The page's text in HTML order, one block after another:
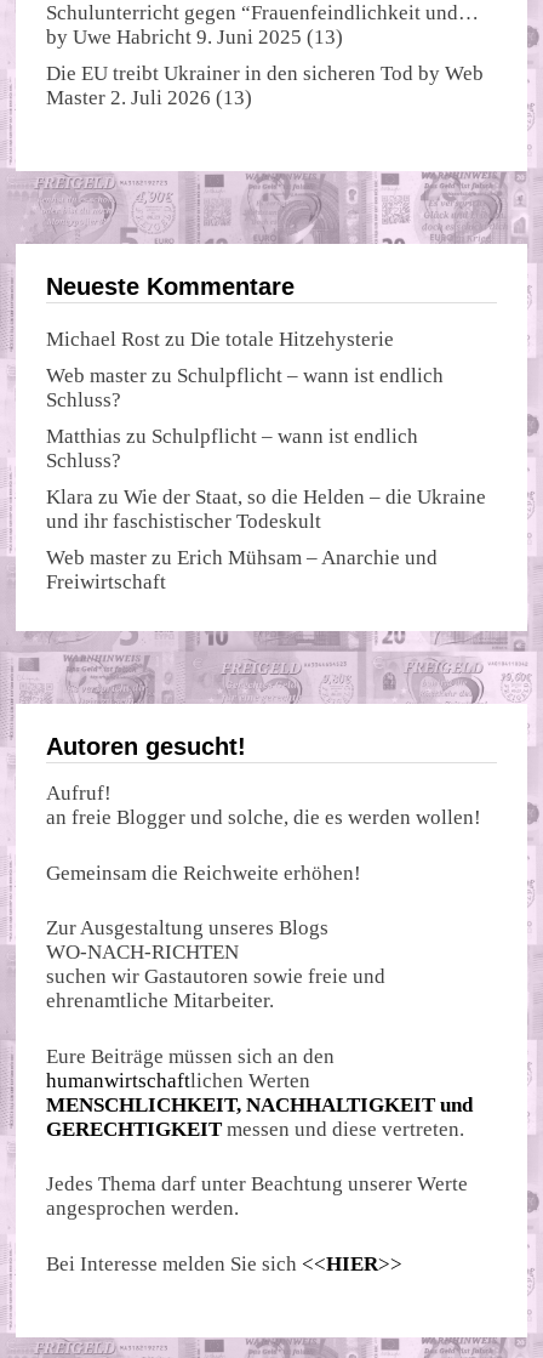
Schulunterricht gegen “Frauenfeindlichkeit und…
byUwe Habricht 9. Juni 2025 (13)
Die EU treibt Ukrainer in den sicheren Tod byWeb
Master 2. Juli 2026 (13)
Neueste Kommentare
Michael Rost zuDie totale Hitzehysterie
Web master zu Schulpflicht – wann ist endlich
Schluss?
Matthias zu Schulpflicht – wann ist endlich
Schluss?
Klara zuWie der Staat, so die Helden – die Ukraine
und ihr faschistischer Todeskult
Web master zuErich Mühsam – Anarchie und
Freiwirtschaft
Autoren gesucht!
Aufruf!
an freie Blogger und solche, die es werden wollen!
Gemeinsam die Reichweite erhöhen!
Zur Ausgestaltung unseres Blogs
WO-NACH-RICHTEN
suchen wir Gastautoren sowie freie und
ehrenamtliche Mitarbeiter.
Eure Beiträge müssen sich an den
humanwirtschaftlichen Werten
MENSCHLICHKEIT, NACHHALTIGKEIT und
GERECHTIGKEIT messen und diese vertreten.
Jedes Thema darf unter Beachtung unserer Werte
angesprochen werden.
Bei Interesse melden Sie sich <<HIER>>